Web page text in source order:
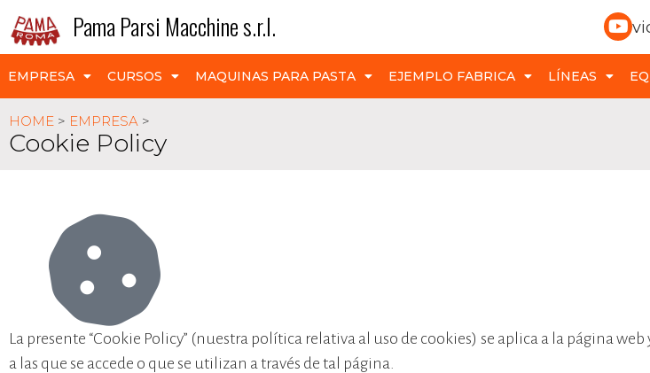
Pama Parsi Macchine s.r.l.
EMPRESA CURSOS MAQUINAS PARA PASTA EJEMPLO FABRICA LÍNEAS
HOME > EMPRESA >
Cookie Policy
La presente “Cookie Policy” (nuestra política relativa al uso de cookies) se aplica a la página web
a las que se accede o que se utilizan a través de tal página.